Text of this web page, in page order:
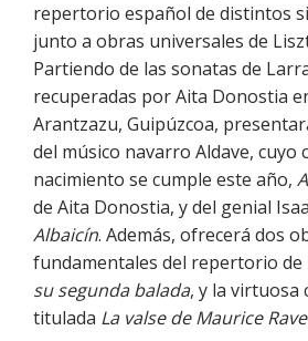
repertorio español de distintos
junto a obras universales de
Partiendo de las sonatas de
recuperadas por Aita Donostia
Arantzazu, Guipúzcoa,
del músico navarro Aldave, cuyo
nacimiento se cumple este año,
de Aita Donostia, y del genial
Albaicín. Además, ofrecerá dos
fundamentales del repertorio de
su segunda balada, y la virtuosa
titulada La valse de Maurice